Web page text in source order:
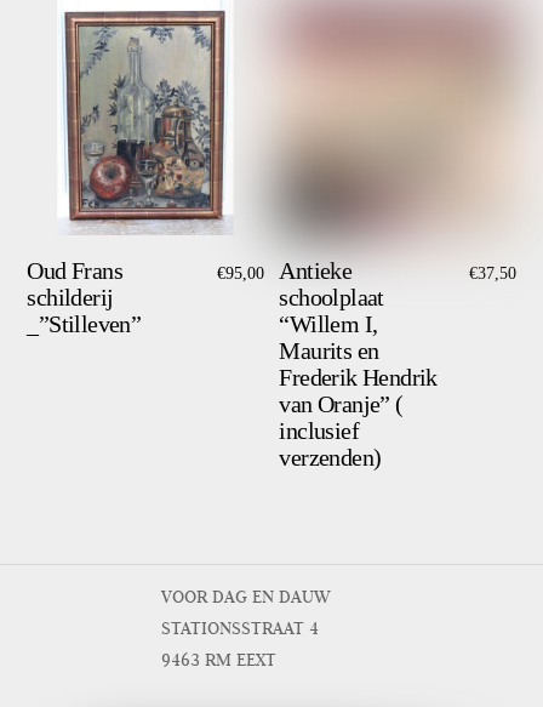
Oud Frans
schilderij
_”Stilleven”
€95,00
Antieke
schoolplaat
“Willem I,
Maurits en
Frederik Hendrik
van Oranje” (
inclusief
verzenden)
€37,50
VOOR DAG EN DAUW
STATIONSSTRAAT 4
9463 RM EEXT